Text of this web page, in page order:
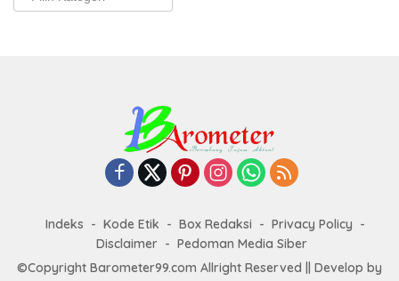
Indeks Kode Etik Box Redaksi
Privacy Policy
Disclaimer
Pedoman Media Siber
©Copyright Barometer99.com Allright Reserved || Develop by